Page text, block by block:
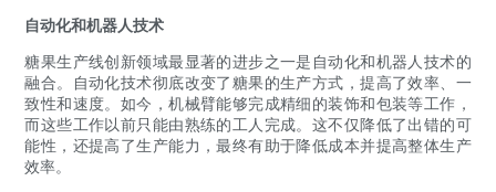
自动化和机器人技术
糖果生产线创新领域最显著的进步之一是自动化和机器人技术的
融合。自动化技术彻底改变了糖果的生产方式，提高了效率、一
致性和速度。如今，机械臂能够完成精细的装饰和包装等工作，
而这些工作以前只能由熟练的工人完成。这不仅降低了出错的可
能性，还提高了生产能力，最终有助于降低成本并提高整体生产
效率。